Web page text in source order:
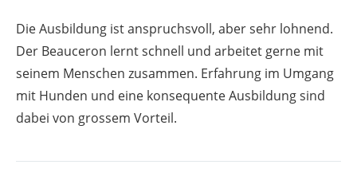
Die Ausbildung ist anspruchsvoll, aber sehr lohnend.
Der Beauceron lernt schnell und arbeitet gerne mit
seinem Menschen zusammen. Erfahrung im Umgang
mit Hunden und eine konsequente Ausbildung sind
dabei von grossem Vorteil.